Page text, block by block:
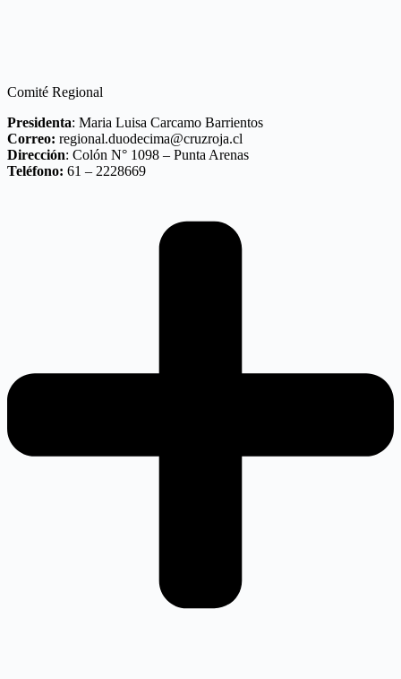
Comité Regional
Presidenta: Maria Luisa Carcamo Barrientos
Correo: regional.duodecima@cruzroja.cl
Dirección: Colón N° 1098 – Punta Arenas
Teléfono: 61 – 2228669